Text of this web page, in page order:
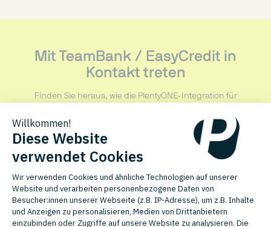
Mit TeamBank / EasyCredit in
Kontakt treten
Finden Sie heraus, wie die PlentyONE-Integration für
KONTAKT AUFNEHMEN